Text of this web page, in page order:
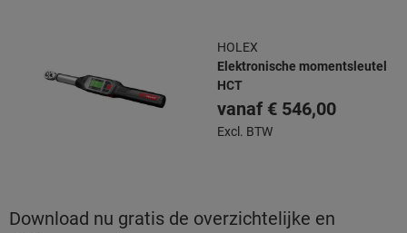
HOLEX
Elektronische momentsleutel
HCT
vanaf € 546,00
Excl. BTW
Download nu gratis de overzichtelijke en